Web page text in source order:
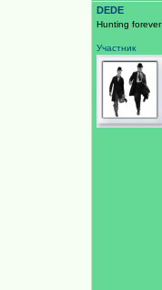
DEDE
Hunting forever
Участник